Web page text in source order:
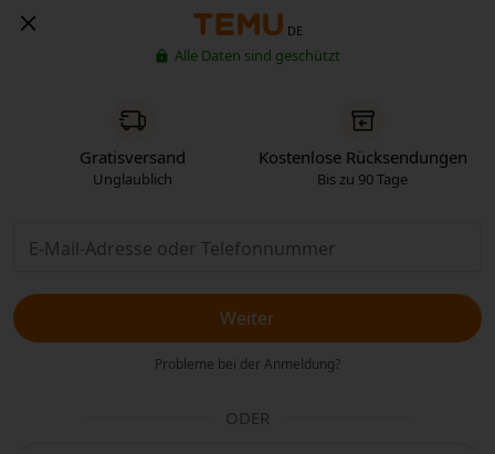
DE
Alle Daten sind geschützt
Gratisversand
Unglaublich
Kostenlose Rücksendungen
Bis zu 90 Tage
Weiter
Probleme bei der Anmeldung?
ODER